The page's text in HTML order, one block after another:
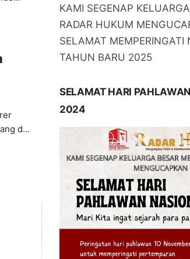
d...
KAMI SEGENAP
RADAR HUKUM
SELAMAT MEMPERINGATI
TAHUN BARU 2025
SELAMAT HARI
2024